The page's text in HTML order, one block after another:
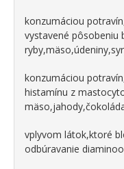
konzumáciou
vystavené pôsobeniu
konzumáciou
histamínu z
vplyvom látok,ktoré
odbúravanie